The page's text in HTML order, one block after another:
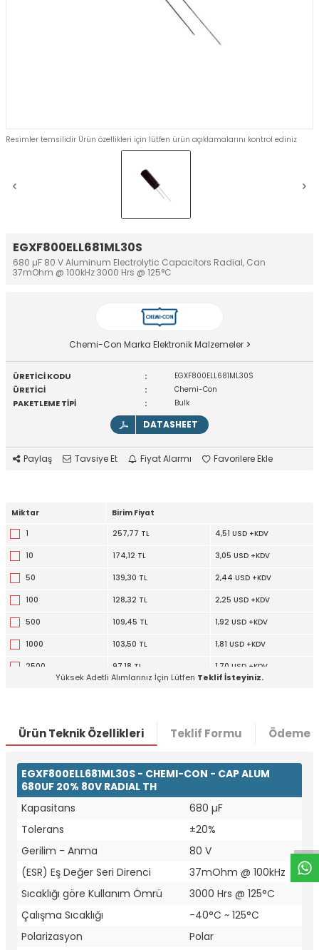
EGXF800ELL681ML30S
680 µF 80 V Aluminum Electrolytic Capacitors Radial, Can
37mOhm @ 100kHz 3000 Hrs @ 125°C
Resimler temsilidir Ürün özellikleri için lütfen ürün açıklamalarını kontrol ediniz
Chemi-Con Marka Elektronik Malzemeler
ÜRETİCİ KODU : EGXF800ELL681ML30S
ÜRETİCİ : Chemi-Con
PAKETLEME TİPİ : Bulk
DATASHEET
Paylaş Tavsiye Et Fiyat Alarmı Favorilere Ekle
Miktar
Birim Fiyat
1
257,77 TL 4,51 USD +KDV
10 174,12 TL 3,05 USD +KDV
50 139,30 TL 2,44 USD +KDV
100 128,32 TL 2,25 USD +KDV
500 109,45 TL 1,92 USD +KDV
1000 103,50 TL 1,81 USD +KDV
2500 97,18 TL 1,70 USD +KDV
Yüksek Adetli Alımlarınız İçin Lütfen Teklif İsteyiniz.
Ürün Teknik Özellikleri Teklif Formu Ödeme
EGXF800ELL681ML30S - CHEMI-CON - CAP ALUM
680UF 20% 80V RADIAL TH
Kapasitans
680 µF
Tolerans
±20%
Gerilim - Anma
80 V
(ESR) Eş Değer Seri Direnci
37mOhm @ 100kHz
Sıcaklığı göre Kullanım Ömrü
3000 Hrs @ 125°C
Çalışma Sıcaklığı
-40°C ~ 125°C
Polarizasyon
Polar